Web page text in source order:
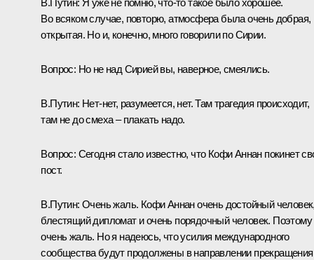
В.Путин: Я уже не помню, что‑то такое было хорошее.
Во всяком случае, повторю, атмосфера была очень добрая,
открытая. Но и, конечно, много говорили по Сирии.
Вопрос: Но не над Сирией вы, наверное, смеялись.
В.Путин: Нет-нет, разумеется, нет. Там трагедия происходит,
там не до смеха – плакать надо.
Вопрос: Сегодня стало известно, что Кофи Аннанпокинет
пост.
В.Путин: Очень жаль. Кофи Аннан очень достойный
блестящий дипломат и очень порядочный человек. Поэтому
очень жаль. Но я надеюсь, что усилия международного
сообщества будут продолжены в направлении прекращения